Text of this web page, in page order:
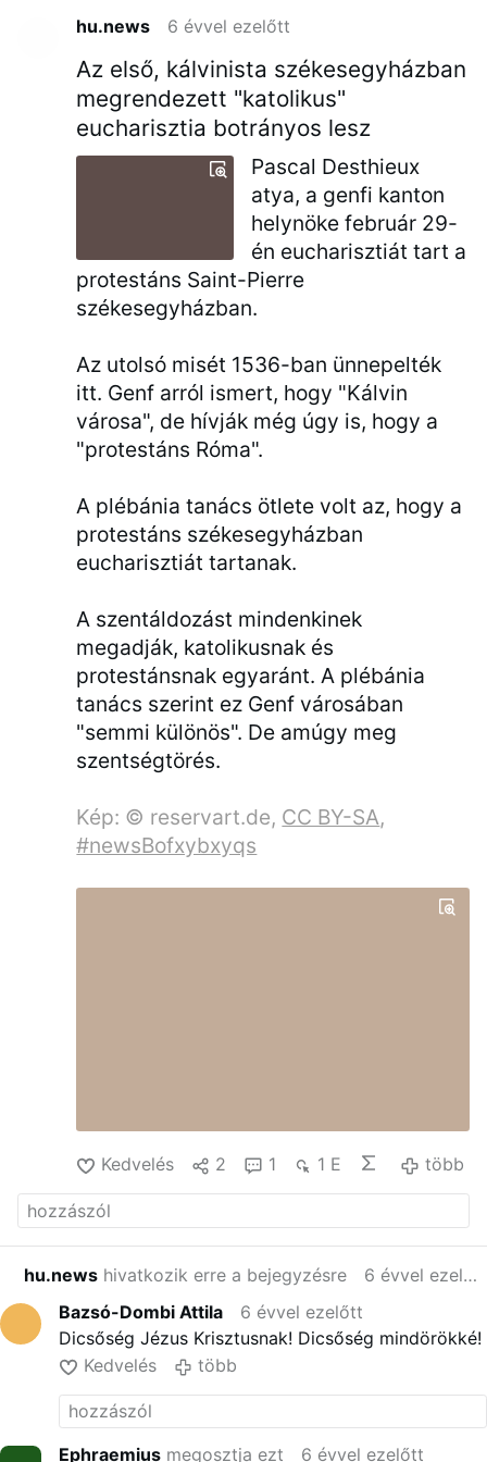
hu.news 6 évvel ezelőtt
Az első, kálvinista székesegyházban
megrendezett "katolikus"
eucharisztia botrányos lesz
Pascal Desthieux
atya, a genfi kanton
helynöke február 29-
én eucharisztiát tart a
protestáns Saint-Pierre
székesegyházban.
Az utolsó misét 1536-ban ünnepelték
itt. Genf arról ismert, hogy "Kálvin
városa", de hívják még úgy is, hogy a
"protestáns Róma".
A plébánia tanács ötlete volt az, hogy a
protestáns székesegyházban
eucharisztiát tartanak.
A szentáldozást mindenkinek
megadják, katolikusnak és
protestánsnak egyaránt. A plébánia
tanács szerint ez Genf városában
"semmi különös". De amúgy meg
szentségtörés.
Kép: © reservart.de, CC BY-SA,
#newsBofxybxyqs
Kedvelés 2 1 1 E több
hu.news hivatkozik erre a bejegyzésre
6 évvel ezelőtt
Bazsó-Dombi Attila
6 évvel ezelőtt
Dicsőség Jézus Krisztusnak! Dicsőség mindörökké!
Kedvelés
több
Ephraemius megosztja ezt 6 évvel ezelőtt